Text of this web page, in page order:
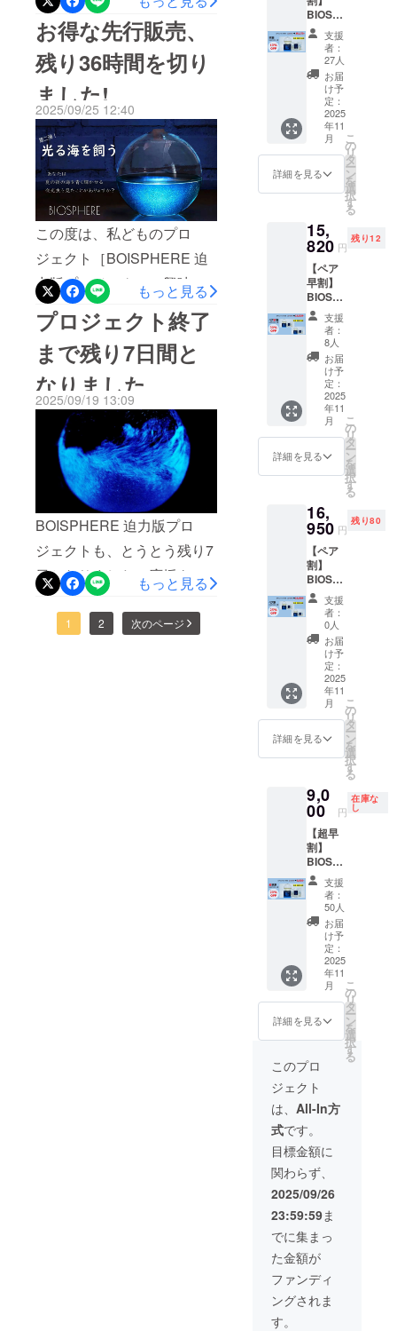
光するアクアリウム
BIOSPHERE迫力版］に興
味をお持ちいただき、誠に
ありがとうございます。昨
日9月27日をもって本プロ
ジェクトは終了いたしまし
た。・応援購入総額：
855,150円・サポーター人
数：85人多くの応援購入、
応援コメントをいただき、
BIOILLUMIスタッフ一同た
いへん嬉しく思います。良
い品質で、スケジュール通
り送れるよう、我々の責任
を果たすべく出荷の準備に
取り掛かります。今後の発
送の流れですがBIOILLUMI
よりご購入順に受け取り希
望日を個別にメッセージに
てヒアリングさせていただ
きます。商品の性質上、発
送にはお受け取り希望日が
必要ですので必ずご返信の
ほどお願いします。!!!ご注
意!!!：くれぐれもこちらの活
動レポートへは返信しない
お得な先行販売、
残り36時間を切り
ました!
2025/09/25 12:40
この度は、私どものプロ
ジェクト［BOISPHERE 迫
力版プロジェク］に興味を
お持ちいただき、誠にあり
がとうございます。 多くの
応援購入、応援コメントを
いただき、BIOILLUMIス
タッフ一同大変嬉しく思い
ます。本プロジェクトです
が、終了まで残り36時間と
なりました。応援を考えて
る方は是非お見逃しなく！
もっと見る
プロジェクト終了
まで残り7日間と
なりました
2025/09/19 13:09
BOISPHERE 迫力版プロ
ジェクトも、とうとう残り7
日となりました。応援を考
えてる方は是非お見逃しな
く！本当に、本当に 多く方
もっと見る
1 2 次のページ
にお伝え出
来たら幸い
BIOSP
HERE 1
個 ※ リ
ターン
価格は
送料・
消費税
込みの
価格で
す。 今
回用意
させて
いただ
いたリ
のセッ
トにつ
いてご
案内い
たしま
す。 送
料もリ
ターン
のセッ
ト内容
に含ま
れま
す。 ・
ガラス
容器(直
径
15cm)
コン栓1
取扱説
明書 ・
DINO 2
パック
（ 1
パック
230ml )
・DINO
FOOD 1
パック
（ 1
パック
200ml )
注記1：
本製品
はゆう
パッ
は、宅
急便タ
イム
サービ
スで出
来る限
り最短
でお届
けしま
す。 弊
社で対
応でき
ない以
下の地
域は
セル扱
いとさ
ただき
ます。
伊豆諸
島：
村
（青ヶ
島）・
利島村
（利
島）・
御蔵島
村（御
蔵
島）・
式根島
小笠原
諸島：
支援
者：
27人
お届
け予
定：
2025
年11
月
詳細を見る
こ
の
リ
タ
ー
ン
を
選
択
す
る
15,
820 円
残り12
​【ペア
早割】
BIOSP
HERE 2
個セッ
ト ※ リ
ターン
価格は
送料・
消費税
込みの
価格で
す。 今
回用意
させて
いただ
ターン
のセッ
トにつ
いてご
案内い
たしま
す。 送
料もリ
ターン
のセッ
ト内容
に含ま
れま
す。 ・
ガラス
容器(直
径
個 ・
取扱説
明書 ・
DINO 2
パック
（ 1
パック
230ml )
・DINO
FOOD 1
パック
（ 1
パック
200ml )
注記1：
2個セッ
トの場
が2セッ
りま
す。 注
記2：本
製品は
ゆう
パッ
ク、宅
急便、
は、宅
急便タ
イム
サービ
スで出
来る限
り最短
支援
者：
8人
お届
け予
定：
2025
年11
月
詳細を見る
こ
の
リ
タ
ー
ン
を
選
択
す
る
16,
950 円
残り80
【ペア
割】
BIOSP
HERE 2
個セッ
ト ※ リ
ターン
価格は
送料・
消費税
込みの
価格で
す。 今
回用意
させて
いただ
ターン
のセッ
トにつ
いてご
案内い
たしま
す。 送
料もリ
ターン
のセッ
ト内容
に含ま
れま
す。 ・
ガラス
容器(直
径
コン栓1
個 ・
取扱説
明書 ・
DINO 2
パック
（ 1
パック
230ml )
・DINO
FOOD 1
パック
（ 1
パック
200ml )
注記1：
2個セッ
トの場
支援
者：
0人
お届
け予
定：
2025
年11
月
詳細を見る
こ
の
リ
タ
ー
ン
を
選
択
す
る
9,0
00 円
在庫な
し
【超早
割】
BIOSP
HERE 1
個 ※ リ
ターン
価格は
送料・
消費税
込みの
価格で
す。 今
回用意
させて
いただ
いたリ
ターン
のセッ
トにつ
いてご
案内い
たしま
す。 送
料もリ
ターン
のセッ
ト内容
に含ま
れま
す。 ・
ガラス
容器(直
径
15cm)
支援
者：
50人
お届
け予
定：
2025
年11
月
詳細を見る
こ
の
リ
タ
ー
ン
を
選
択
す
る
このプロ
ジェクト
は、 All-In方
式です。
目標金額に
関わらず、
2025/09/26
23:59:59ま
でに集まっ
た金額が
ファンディ
ングされま
す。